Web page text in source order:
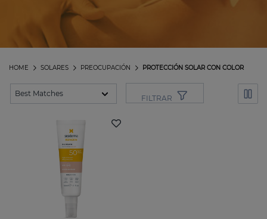
PROTECCIÓN SOLAR CON COLOR
PREOCUPACIÓN
SOLARES
HOME
FILTRAR